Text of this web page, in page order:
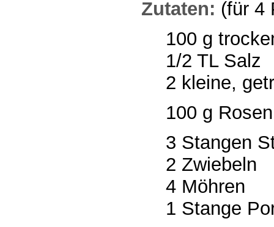
Zutaten: (für 4
100 g
1/2 TL Salz
2 kleine,
100 g
3 Stangen
2 Zwiebeln
4 Möhren
1 Stange